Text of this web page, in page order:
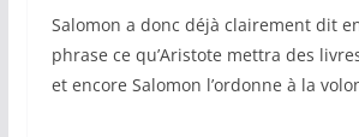
Salomon a donc déjà clairement dit
phrase ce qu’Aristote mettra des
et encore Salomon l’ordonne à la